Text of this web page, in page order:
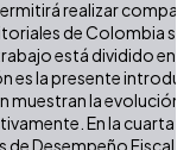
realizar
de Colombia
está dividido en
es la presente
muestran la evolución
En la cuarta
de Desempeño Fiscal